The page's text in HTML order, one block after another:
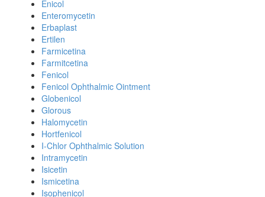
Enicol
Enteromycetin
Erbaplast
Ertilen
Farmicetina
Farmitcetina
Fenicol
Fenicol Ophthalmic Ointment
Globenicol
Glorous
Halomycetin
Hortfenicol
I-Chlor Ophthalmic Solution
Intramycetin
Isicetin
Ismicetina
Isophenicol